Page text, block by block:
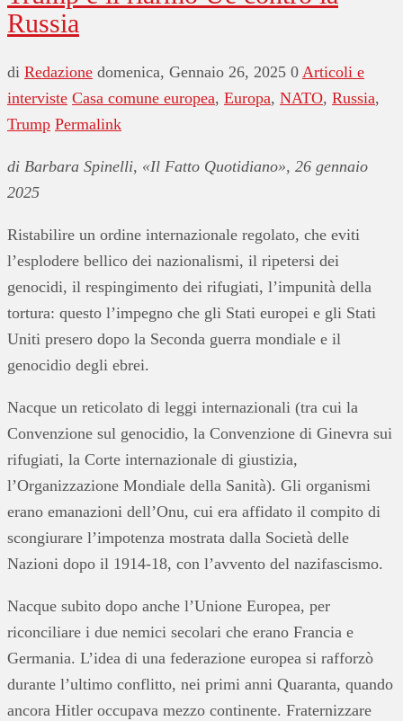
Russia
di Redazione domenica, Gennaio 26, 2025 0 Articoli e
interviste Casa comune europea, Europa, NATO, Russia,
Trump Permalink
di Barbara Spinelli, «Il Fatto Quotidiano», 26 gennaio
2025
Ristabilire un ordine internazionale regolato, che eviti
l’esplodere bellico dei nazionalismi, il ripetersi dei
genocidi, il respingimento dei rifugiati, l’impunità della
tortura: questo l’impegno che gli Stati europei e gli Stati
Uniti presero dopo la Seconda guerra mondiale e il
genocidio degli ebrei.
Nacque un reticolato di leggi internazionali (tra cui la
Convenzione sul genocidio, la Convenzione di Ginevra sui
rifugiati, la Corte internazionale di giustizia,
l’Organizzazione Mondiale della Sanità). Gli organismi
erano emanazioni dell’Onu, cui era affidato il compito di
scongiurare l’impotenza mostrata dalla Società delle
Nazioni dopo il 1914-18, con l’avvento del nazifascismo.
Nacque subito dopo anche l’Unione Europea, per
riconciliare i due nemici secolari che erano Francia e
Germania. L’idea di una federazione europea si rafforzò
durante l’ultimo conflitto, nei primi anni Quaranta, quando
ancora Hitler occupava mezzo continente. Fraternizzare